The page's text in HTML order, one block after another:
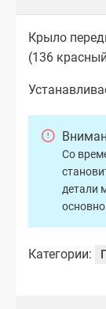
Крыло
(136
Со
детали
Категории: